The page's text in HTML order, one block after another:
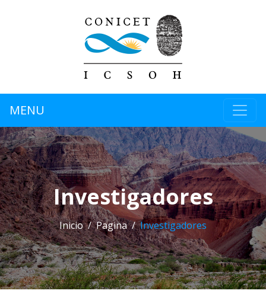
MENU
Investigadores
Inicio Pagina Investigadores